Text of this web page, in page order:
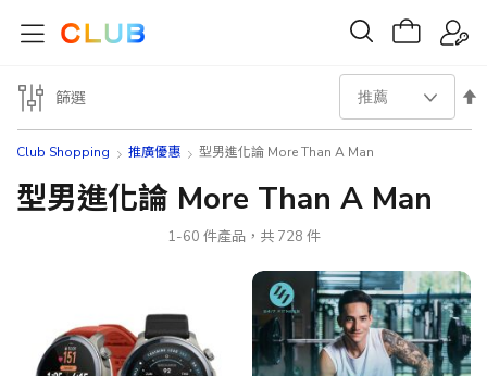
Club Shopping 推廣優惠 型男進化論 More Than A Man
型男進化論 More Than A Man
1-60 件產品，共 728 件
設
方
向
篩選